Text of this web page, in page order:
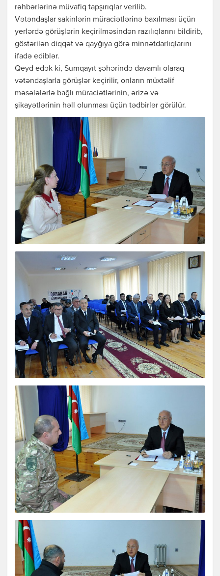
rəhbərlərinə müvafiq tapşırıqlar verilib.
Vətəndaşlar sakinlərin müraciətlərinə baxılması üçün
yerlərdə görüşlərin keçirilməsindən razılıqlarını bildirib,
göstərilən diqqət və qayğıya görə minnətdarlıqlarını
ifadə ediblər.
Qeyd edək ki, Sumqayıt şəhərində davamlı olaraq
vətəndaşlarla görüşlər keçirilir, onların müxtəlif
məsələlərlə bağlı müraciətlərinin, ərizə və
şikayətlərinin həll olunması üçün tədbirlər görülür.